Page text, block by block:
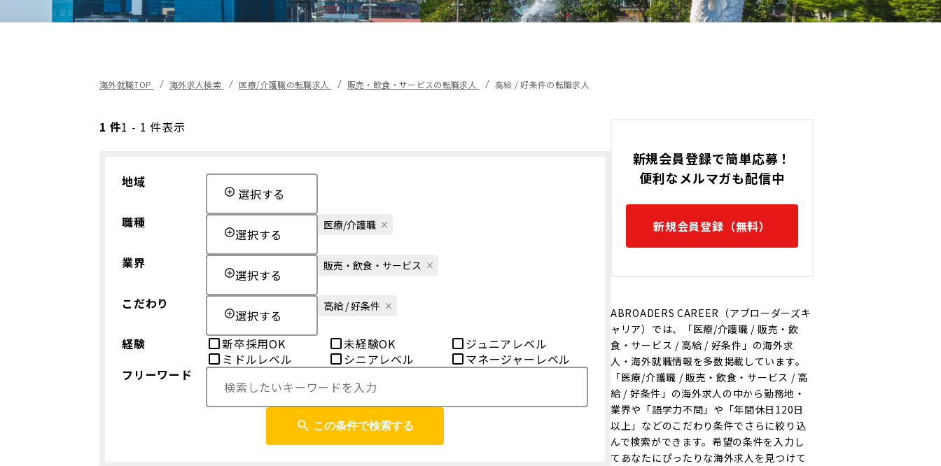
海外就職TOP 海外求人検索 医療/介護職の転職求人 販売・飲食・サービスの転職求人 高給 / 好条件の転職求人
新規会員登録で簡単応募！
便利なメルマガも配信中
新規会員登録（無料）
ABROADERS CAREER（アブローダーズキ
ャリア）では、「医療/介護職 / 販売・飲
食・サービス / 高給 / 好条件」の海外求
人・海外就職情報を多数掲載しています。
「医療/介護職 / 販売・飲食・サービス / 高
給 / 好条件」の海外求人の中から勤務地・
業界や「語学力不問」や「年間休日120日
以上」などのこだわり条件でさらに絞り込
んで検索ができます。希望の条件を入力し
てあなたにぴったりな海外求人を見つけて
1 件1 - 1 件表示
地域
選択する
職種
選択する
医療/介護職
業界
選択する
販売・飲食・サービス
こだわり
選択する
高給 / 好条件
経験 新卒採用OK 未経験OK
ジュニアレベル
ミドルレベル
シニアレベル
マネージャーレベル
フリーワード
この条件で検索する